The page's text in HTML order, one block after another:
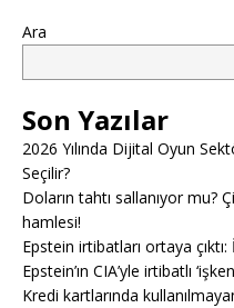
Ara
Son Yazılar
2026 Yılında Dijital Oyun
Seçilir?
Doların tahtı sallanıyor mu?
hamlesi!
Epstein irtibatları ortaya
Epstein’ın CIA’yle irtibatlı
Kredi kartlarında